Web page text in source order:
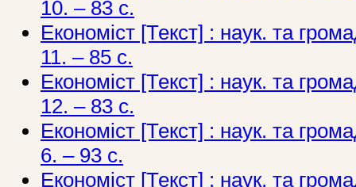
10. – 83 c.
Економіст [Текст] : наук. та
11. – 85 c.
Економіст [Текст] : наук. та
12. – 83 c.
Економіст [Текст] : наук. та
6. – 93 с.
Економіст [Текст] : наук. та